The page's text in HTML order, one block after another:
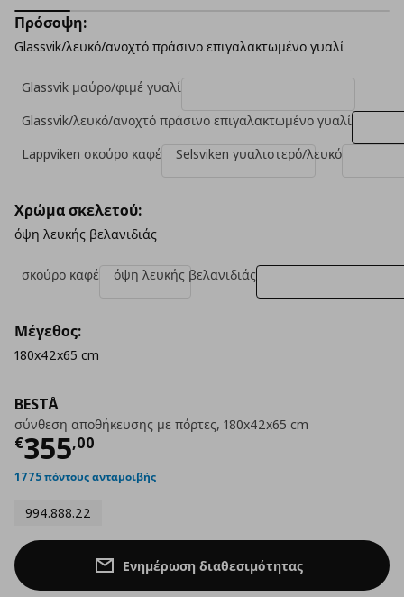
BESTÅ
σύνθεση αποθήκευσης με πόρτες, 180x42x65 cm
€355,00
Τρέχουσα τιμή
1775 πόντους ανταμοιβής
994.888.22
Πρόσοψη:
Glassvik/λευκό/ανοχτό πράσινο επιγαλακτωμένο γυαλί
Glassvik μαύρο/φιμέ γυαλί
Glassvik/λευκό/ανοχτό πράσινο επιγαλακτωμένο γυαλί
Lappviken σκούρο καφέ
Selsviken γυαλιστερό/λευκό
Χρώμα σκελετού:
όψη λευκής βελανιδιάς
σκούρο καφέ όψη λευκής βελανιδιάς
Μέγεθος:
180x42x65 cm
Ενημέρωση διαθεσιμότητας